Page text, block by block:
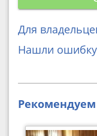
Для
Нашли